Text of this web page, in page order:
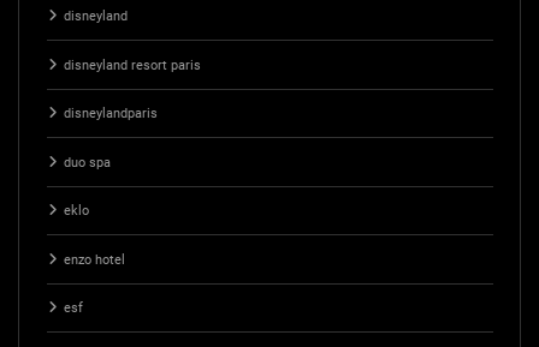
disneyland
disneyland resort paris
disneylandparis
duo spa
eklo
enzo hotel
esf